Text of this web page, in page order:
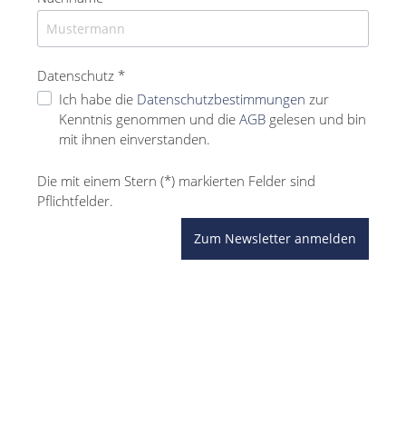
Datenschutz *
Ich habe die Datenschutzbestimmungen zur
Kenntnis genommen und die AGB gelesen und bin
mit ihnen einverstanden.
Die mit einem Stern (*) markierten Felder sind
Pflichtfelder.
Zum Newsletter anmelden